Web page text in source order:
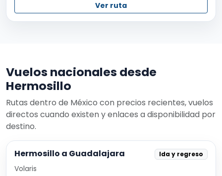
Ver ruta
Vuelos nacionales desde
Hermosillo
Rutas dentro de México con precios recientes, vuelos
directos cuando existen y enlaces a disponibilidad por
destino.
Hermosillo a Guadalajara Ida y regreso
Volaris